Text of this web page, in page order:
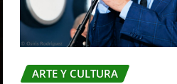
ARTE Y CULTURA